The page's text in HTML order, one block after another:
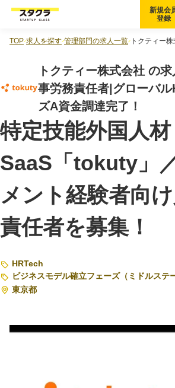
企業を探す
スタクラが選ばれる理由
スタートアップ厳選の仕組み
紹介する企業について
登録者の転職・副業実績
Startup Magazine
注目スタートアップ
新規会
登録
TOP 求人を探す 管理部門の求人一覧 トクティー
トクティー株式会社 の
事労務責任者|グローバ
ズA資金調達完了！
特定技能外国人材
SaaS「tokuty」
メント経験者向
責任者を募集！
HRTech
ビジネスモデル確立フェーズ（ミドルステ
東京都